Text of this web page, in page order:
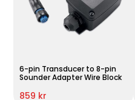
6-pin Transducer to 8-pin
Sounder Adapter Wire Block
859 kr